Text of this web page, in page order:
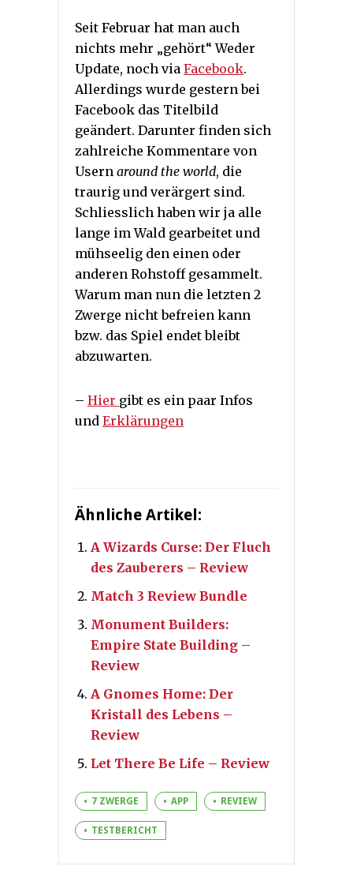
Seit Februar hat man auch
nichts mehr „gehört“ Weder
Update, noch via Facebook.
Allerdings wurde gestern bei
Facebook das Titelbild
geändert. Darunter finden sich
zahlreiche Kommentare von
Usern around the world, die
traurig und verärgert sind.
Schliesslich haben wir ja alle
lange im Wald gearbeitet und
mühseelig den einen oder
anderen Rohstoff gesammelt.
Warum man nun die letzten 2
Zwerge nicht befreien kann
bzw. das Spiel endet bleibt
abzuwarten.
– Hier gibt es ein paar Infos
und Erklärungen
Ähnliche Artikel:
A Wizards Curse: Der Fluch
des Zauberers – Review
Match 3 Review Bundle
Monument Builders:
Empire State Building –
Review
A Gnomes Home: Der
Kristall des Lebens –
Review
Let There Be Life – Review
7 ZWERGE APP REVIEW
TESTBERICHT